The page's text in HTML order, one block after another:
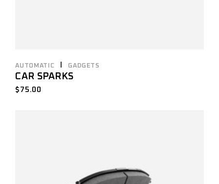
AUTOMATIC GADGETS
CAR SPARKS
$ 75.00